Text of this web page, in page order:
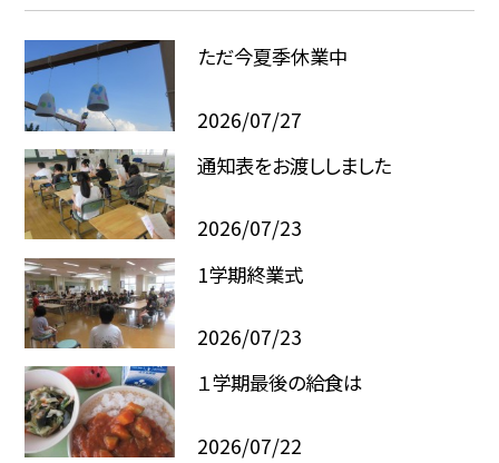
ただ今夏季休業中
2026/07/27
通知表をお渡ししました
2026/07/23
1学期終業式
2026/07/23
１学期最後の給食は
2026/07/22